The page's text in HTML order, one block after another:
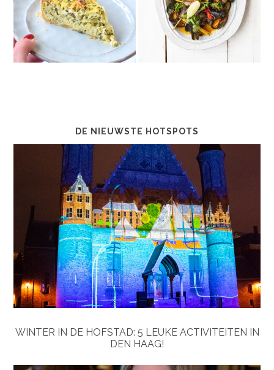
DE NIEUWSTE HOTSPOTS
WINTER IN DE HOFSTAD: 5 LEUKE ACTIVITEITEN IN
DEN HAAG!